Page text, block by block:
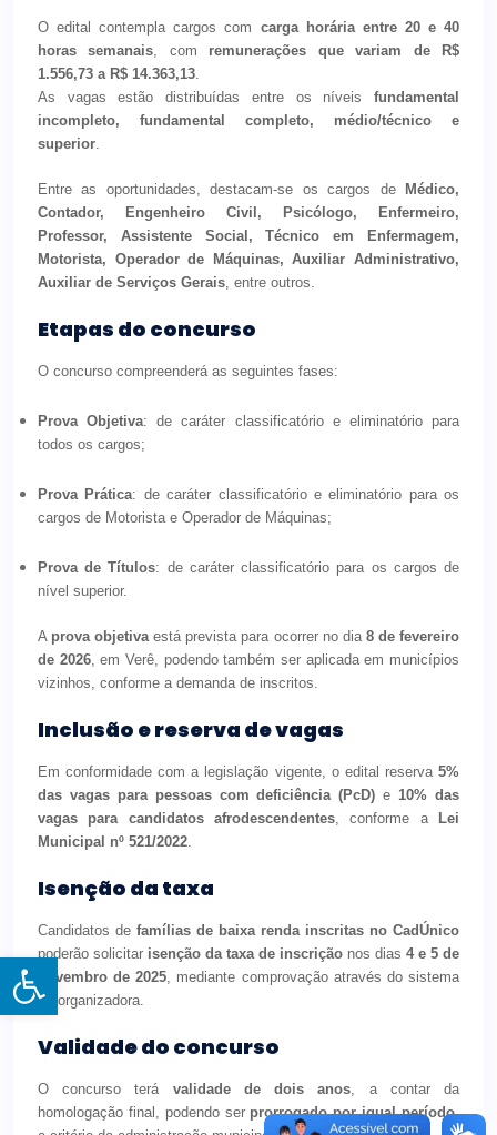
Open toolbar
O edital contempla cargos com carga horária entre 20 e 40
horas semanais, com remunerações que variam de R$
1.556,73 a R$ 14.363,13.
As vagas estão distribuídas entre os níveis fundamental
incompleto, fundamental completo, médio/técnico e
superior.
Entre as oportunidades, destacam-se os cargos de
Médico,
Contador, Engenheiro Civil, Psicólogo, Enfermeiro,
Professor, Assistente Social, Técnico em Enfermagem,
Motorista, Operador de Máquinas, Auxiliar Administrativo,
Auxiliar de Serviços Gerais, entre outros.
Etapas do concurso
O concurso compreenderá as seguintes fases:
Prova Objetiva: de caráter classificatório e eliminatório para
todos os cargos;
Prova Prática: de caráter classificatório e eliminatório para os
cargos de Motorista e Operador de Máquinas;
Prova de Títulos: de caráter classificatório para os cargos de
nível superior.
A prova objetivaestá prevista para ocorrer no dia 8 de fevereiro
de 2026, em Verê, podendo também ser aplicada em municípios
vizinhos, conforme a demanda de inscritos.
Inclusão e reserva de vagas
Em conformidade com a legislação vigente, o edital reserva 5%
das vagas para pessoas com deficiência (PcD) e10% das
vagas para candidatos afrodescendentes, conforme a
Lei
Municipal nº 521/2022.
Isenção da taxa
Candidatos de famílias de baixa renda inscritas no CadÚnico
poderão solicitar isenção da taxa de inscrição nos dias 4 e 5 de
novembro de 2025, mediante comprovação através do sistema
da organizadora.
Validade do concurso
O concurso terá validade de dois anos, a contar da
homologação final, podendo ser prorrogado por igual período,